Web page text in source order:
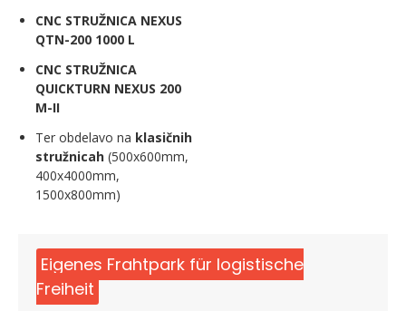
CNC STRUŽNICA NEXUS
QTN-200 1000 L
CNC STRUŽNICA
QUICKTURN NEXUS 200
M-II
Ter obdelavo na klasičnih
stružnicah(500x600mm,
400x4000mm,
1500x800mm)
Eigenes Frahtpark für logistische
Freiheit